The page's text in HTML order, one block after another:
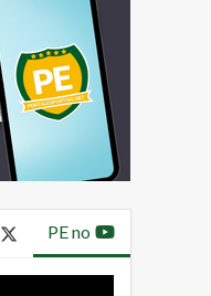
PE no